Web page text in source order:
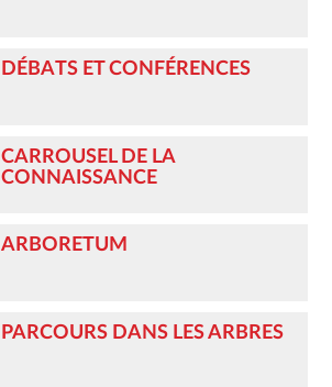
DÉBATS ET CONFÉRENCES
CARROUSEL DE LA
CONNAISSANCE
ARBORETUM
PARCOURS DANS LES ARBRES